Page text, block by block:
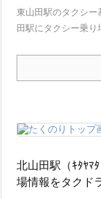
東山田駅のタクシー
田駅にタクシー乗
北山田駅（ｷﾀﾔﾏ
場情報をタクド